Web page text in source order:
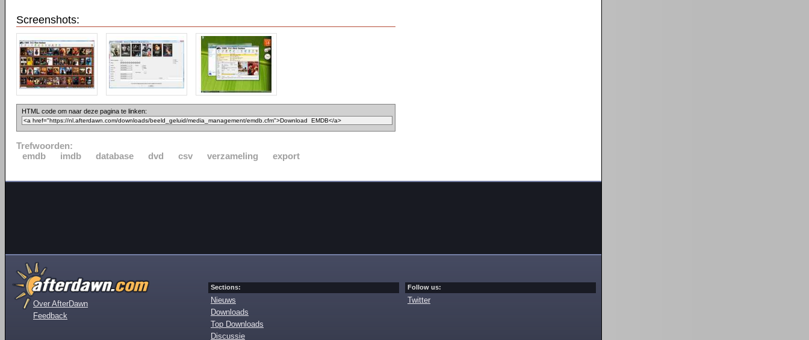
Screenshots:
HTML code om naar deze pagina te linken:
Trefwoorden:
emdb
imdb database dvd csv verzameling export
Over AfterDawn
Feedback
Sections:
Nieuws
Downloads
Top Downloads
Discussie
Follow us:
Twitter